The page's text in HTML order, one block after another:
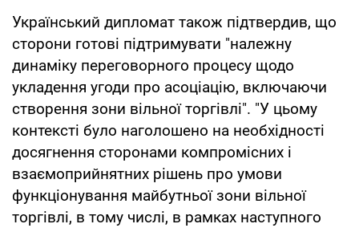
Український дипломат також підтвердив, що
сторони готові підтримувати "належну
динаміку переговорного процесу щодо
укладення угоди про асоціацію, включаючи
створення зони вільної торгівлі". "У цьому
контексті було наголошено на необхідності
досягнення сторонами компромісних і
взаємоприйнятних рішень про умови
функціонування майбутньої зони вільної
торгівлі, в тому числі, в рамках наступного